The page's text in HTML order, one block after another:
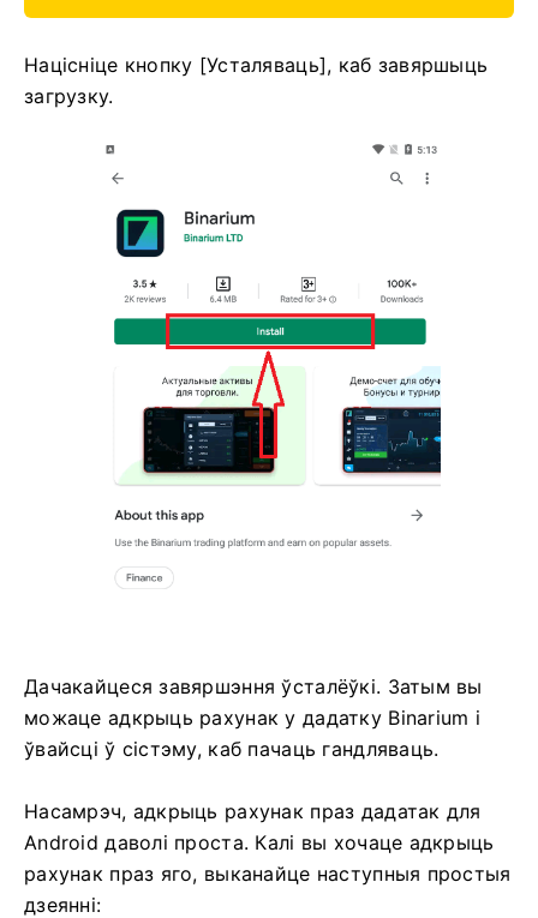
Націсніце кнопку [Усталяваць], каб завяршыць
загрузку.
Дачакайцеся завяршэння ўсталёўкі. Затым вы
можаце адкрыць рахунак у дадатку Binarium і
ўвайсці ў сістэму, каб пачаць гандляваць.
Насамрэч, адкрыць рахунак праз дадатак для
Android даволі проста. Калі вы хочаце адкрыць
рахунак праз яго, выканайце наступныя простыя
дзеянні: